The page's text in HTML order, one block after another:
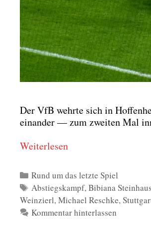
Der VfB wehr­te sich in
ein­an­der — zum zwei­ten Mal
Wei­ter­le­sen
Kategorien
Rund um das letzte Spiel
Schlagwörter
Abstiegskampf,Bibiana Steinhaus
Weinzierl, Michael Reschke,
Kommentar hinterlassen